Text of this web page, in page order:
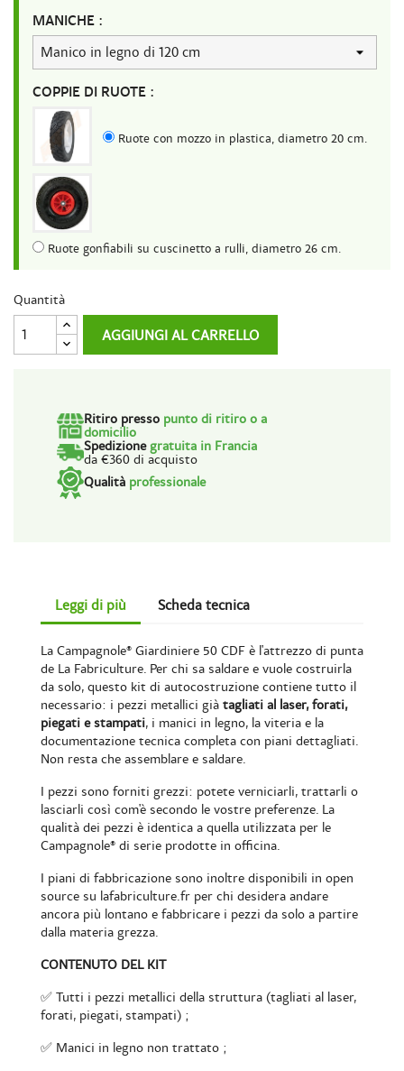
MANICHE :
COPPIE DI RUOTE :
Ruote con mozzo in plastica, diametro 20 cm.
Ruote gonfiabili su cuscinetto a rulli, diametro 26 cm.
Quantità
AGGIUNGI AL CARRELLO
Ritiro presso punto di ritiro o a
domicilio
Spedizione gratuita in Francia
da €360 di acquisto
Qualità professionale
Leggi di più Scheda tecnica
La Campagnole® Giardiniere 50 CDF è l'attrezzo di punta
de La Fabriculture. Per chi sa saldare e vuole costruirla
da solo, questo kit di autocostruzione contiene tutto il
necessario: i pezzi metallici già tagliati al laser, forati,
piegati e stampati, i manici in legno, la viteria e la
documentazione tecnica completa con piani dettagliati.
Non resta che assemblare e saldare.
I pezzi sono forniti grezzi: potete verniciarli, trattarli o
lasciarli così com'è secondo le vostre preferenze. La
qualità dei pezzi è identica a quella utilizzata per le
Campagnole® di serie prodotte in officina.
I piani di fabbricazione sono inoltre disponibili in open
source su lafabriculture.fr per chi desidera andare
ancora più lontano e fabbricare i pezzi da solo a partire
dalla materia grezza.
CONTENUTO DEL KIT
✅ Tutti i pezzi metallici della struttura (tagliati al laser,
forati, piegati, stampati) ;
✅ Manici in legno non trattato ;